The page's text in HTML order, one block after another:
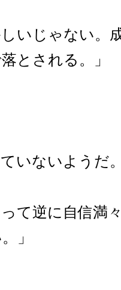
いじゃない。
とされる。」
いないようだ
て逆に自信満
」